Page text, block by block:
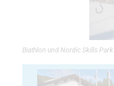
Biathlon und Nordic Skills